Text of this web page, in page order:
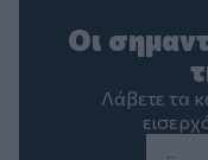
Οι
Λάβετε τα